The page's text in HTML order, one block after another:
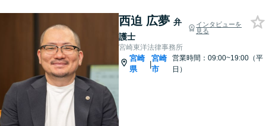
西迫 広夢 弁
護士
インタビューを
見る
宮崎東洋法律事務所
宮崎
県
|
宮崎
市
営業時間：09:00~19:00（平
日）